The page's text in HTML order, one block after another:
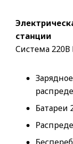
станции
Система 220В
Батареи